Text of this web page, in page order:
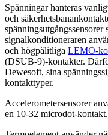
Spänningar hanteras
och
signalkonditioneraren
och högpålitliga LEMO-
(DSUB-9)-kontakter.
Dewesoft, sina
kontakttyper.
Accelerometersensorer
en 10-32 microdot-kontakt.